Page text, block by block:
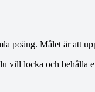
poäng. Målet är att
vill locka och behålla